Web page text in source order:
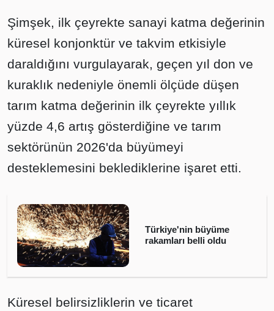
Şimşek, ilk çeyrekte sanayi katma değerinin
küresel konjonktür ve takvim etkisiyle
daraldığını vurgulayarak, geçen yıl don ve
kuraklık nedeniyle önemli ölçüde düşen
tarım katma değerinin ilk çeyrekte yıllık
yüzde 4,6 artış gösterdiğine ve tarım
sektörünün 2026'da büyümeyi
desteklemesini beklediklerine işaret etti.
Türkiye'nin büyüme
rakamları belli oldu
Küresel belirsizliklerin ve ticaret